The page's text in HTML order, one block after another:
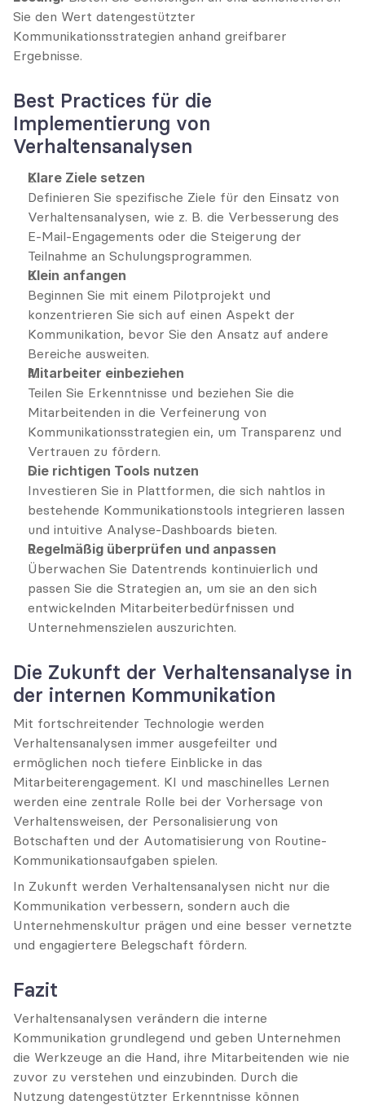
Sie den Wert datengestützter
Kommunikationsstrategien anhand greifbarer
Ergebnisse.
Best Practices für die
Implementierung von
Verhaltensanalysen
Klare Ziele setzen
Definieren Sie spezifische Ziele für den Einsatz von
Verhaltensanalysen, wie z. B. die Verbesserung des
E-Mail-Engagements oder die Steigerung der
Teilnahme an Schulungsprogrammen.
Klein anfangen
Beginnen Sie mit einem Pilotprojekt und
konzentrieren Sie sich auf einen Aspekt der
Kommunikation, bevor Sie den Ansatz auf andere
Bereiche ausweiten.
Mitarbeiter einbeziehen
Teilen Sie Erkenntnisse und beziehen Sie die
Mitarbeitenden in die Verfeinerung von
Kommunikationsstrategien ein, um Transparenz und
Vertrauen zu fördern.
Die richtigen Tools nutzen
Investieren Sie in Plattformen, die sich nahtlos in
bestehende Kommunikationstools integrieren lassen
und intuitive Analyse-Dashboards bieten.
Regelmäßig überprüfen und anpassen
Überwachen Sie Datentrends kontinuierlich und
passen Sie die Strategien an, um sie an den sich
entwickelnden Mitarbeiterbedürfnissen und
Unternehmenszielen auszurichten.
Die Zukunft der Verhaltensanalyse in
der internen Kommunikation
Mit fortschreitender Technologie werden
Verhaltensanalysen immer ausgefeilter und
ermöglichen noch tiefere Einblicke in das
Mitarbeiterengagement. KI und maschinelles Lernen
werden eine zentrale Rolle bei der Vorhersage von
Verhaltensweisen, der Personalisierung von
Botschaften und der Automatisierung von Routine-
Kommunikationsaufgaben spielen.
In Zukunft werden Verhaltensanalysen nicht nur die
Kommunikation verbessern, sondern auch die
Unternehmenskultur prägen und eine besser vernetzte
und engagiertere Belegschaft fördern.
Fazit
Verhaltensanalysen verändern die interne
Kommunikation grundlegend und geben Unternehmen
die Werkzeuge an die Hand, ihre Mitarbeitenden wie nie
zuvor zu verstehen und einzubinden. Durch die
Nutzung datengestützter Erkenntnisse können